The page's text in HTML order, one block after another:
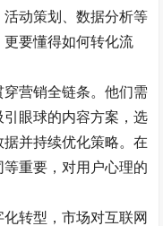
动策划、数据分析等
要懂得如何转化流
营销全链条。他们需
眼球的内容方案，选
并持续优化策略。在
重要，对用户心理的
转型，市场对互联网